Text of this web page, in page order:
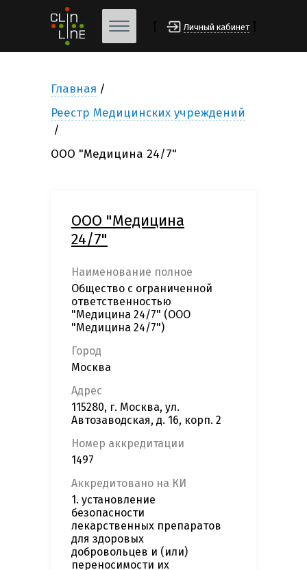
Личный кабинет
Главная
Реестр Медицинских учреждений
ООО "Медицина 24/7"
ООО "Медицина
24/7"
Наименование полное
Общество с ограниченной
ответственностью
"Медицина 24/7" (ООО
"Медицина 24/7")
Город
Москва
Адрес
115280, г. Москва, ул.
Автозаводская, д. 16, корп. 2
Номер аккредитации
1497
Аккредитовано на КИ
1. установление
безопасности
лекарственных препаратов
для здоровых
добровольцев и (или)
переносимости их